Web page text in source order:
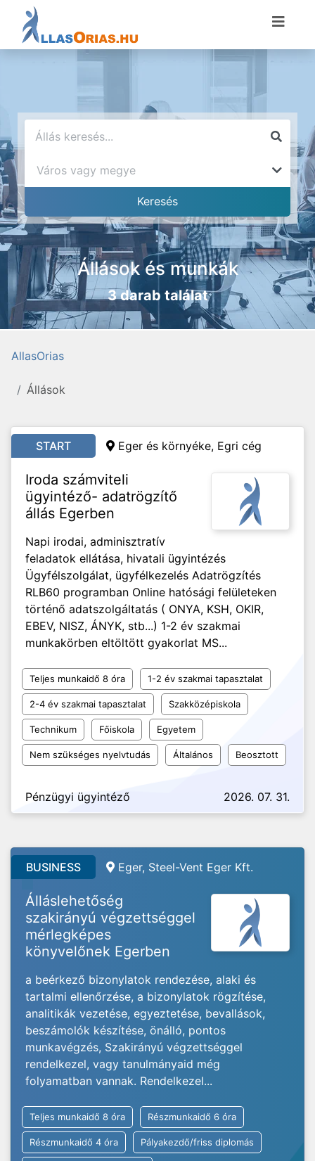
Állások és munkák
3 darab találat
AllasOrias
Állások
START Eger és környéke, Egri cég
Iroda számviteli
ügyintéző- adatrögzítő
állás Egerben
Napi irodai, adminisztratív
feladatok ellátása, hivatali ügyintézés
Ügyfélszolgálat, ügyfélkezelés Adatrögzítés
RLB60 programban Online hatósági felületeken
történő adatszolgáltatás ( ONYA, KSH, OKIR,
EBEV, NISZ, ÁNYK, stb...) 1-2 év szakmai
munkakörben eltöltött gyakorlat MS...
Teljes munkaidő 8 óra 1-2 év szakmai tapasztalat
2-4 év szakmai tapasztalat Szakközépiskola
Technikum Főiskola Egyetem
Nem szükséges nyelvtudás Általános Beosztott
Pénzügyi ügyintéző 2026. 07. 31.
BUSINESS Eger, Steel-Vent Eger Kft.
Álláslehetőség
szakirányú végzettséggel
mérlegképes
könyvelőnek Egerben
a beérkező bizonylatok rendezése, alaki és
tartalmi ellenőrzése, a bizonylatok rögzítése,
analitikák vezetése, egyeztetése, bevallások,
beszámolók készítése, önálló, pontos
munkavégzés, Szakirányú végzettséggel
rendelkezel, vagy tanulmányaid még
folyamatban vannak. Rendelkezel...
Teljes munkaidő 8 óra Részmunkaidő 6 óra
Részmunkaidő 4 óra Pályakezdő/friss diplomás